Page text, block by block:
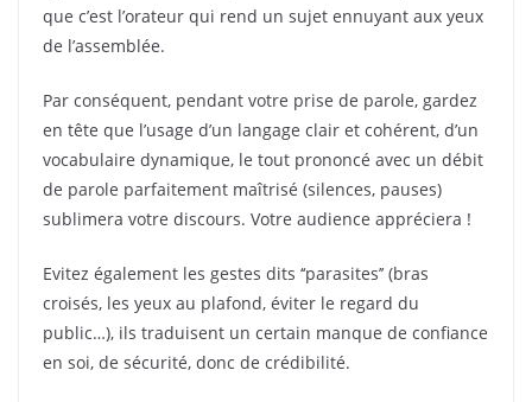
que c’est l’orateur qui rend un sujet ennuyant aux yeux
de l’assemblée.
Par conséquent, pendant votre prise de parole, gardez
en tête que l’usage d’un langage clair et cohérent, d’un
vocabulaire dynamique, le tout prononcé avec un débit
de parole parfaitement maîtrisé (silences, pauses)
sublimera votre discours. Votre audience appréciera !
Evitez également les gestes dits ‘‘parasites’’ (bras
croisés, les yeux au plafond, éviter le regard du
public…), ils traduisent un certain manque de confiance
en soi, de sécurité, donc de crédibilité.